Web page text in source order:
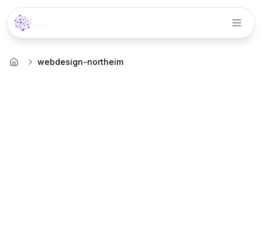
Startseitewebdesign-northeim